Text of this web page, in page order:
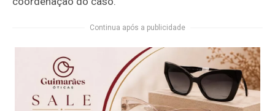
Continua após a publicidade